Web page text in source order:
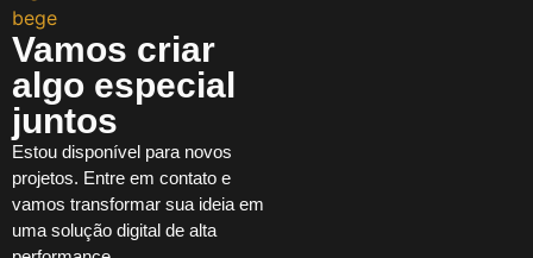
Vamos criar
algo especial
juntos
Estou disponível para novos
projetos. Entre em contato e
vamos transformar sua ideia em
uma solução digital de alta